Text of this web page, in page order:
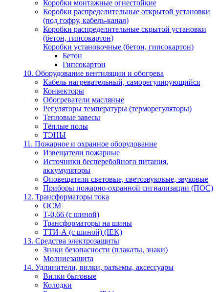
Коробки монтажные огнестойкие
Коробки распределительные открытой установки
(под гофру, кабель-канал)
Коробки распределительные скрытой установки
(бетон, гипсокартон)
Коробки установочные (бетон, гипсокартон)
Бетон
Гипсокартон
10. Оборудование вентиляции и обогрева
Кабель нагревательный, саморегулирующийся
Конвекторы
Обогреватели масляные
Регуляторы температуры (терморегуляторы)
Тепловые завесы
Тёплые полы
ТЭНЫ
11. Пожарное и охранное оборудование
Извещатели пожарные
Источники бесперебойного питания,
аккумуляторы
Оповещатели световые, светозвуковые, звуковые
Приборы пожарно-охранной сигнализации (ПОС)
12. Трансформаторы тока
ОСМ
Т-0,66 (с шиной)
Трансформаторы на шины
ТТИ-А (с шиной) (IEK)
13. Средства электрозащиты
Знаки безопасности (плакаты, знаки)
Молниезащита
14. Удлинители, вилки, разъемы, аксессуары
Вилки бытовые
Колодки